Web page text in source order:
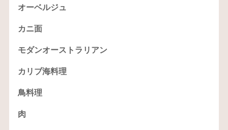
オーベルジュ
カニ面
モダンオーストラリアン
カリブ海料理
鳥料理
肉